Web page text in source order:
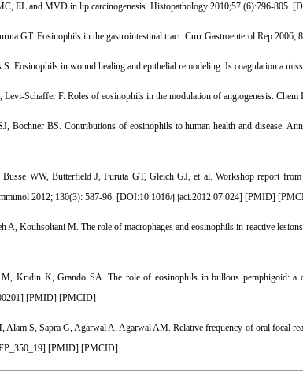
EL and MVD in lip carcinogenesis. Histopathology 2010;57 (6):796-805. [
GT. Eosinophils in the gastrointestinal tract. Curr Gastroenterol Rep 2006;
Eosinophils in wound healing and epithelial remodeling: Is coagulation a
Schaffer F. Roles of eosinophils in the modulation of angiogenesis.
Bochner BS. Contributions of eosinophils to human health and disease.
WW, Butterfield J, Furuta GT, Gleich GJ, et al. Workshop report
2012; 130(3): 587-96. [DOI:10.1016/j.jaci.2012.07.024] [PMID] [
A, Kouhsoltani M. The role of macrophages and eosinophils in reactive
Kridin K, Grando SA. The role of eosinophils in bullous pemphigoid: a
] [PMID] [PMCID]
Alam S, Sapra G, Agarwal A, Agarwal AM. Relative frequency of oral focal
] [PMID] [PMCID]